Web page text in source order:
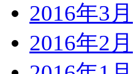
2016年3月
2016年2月